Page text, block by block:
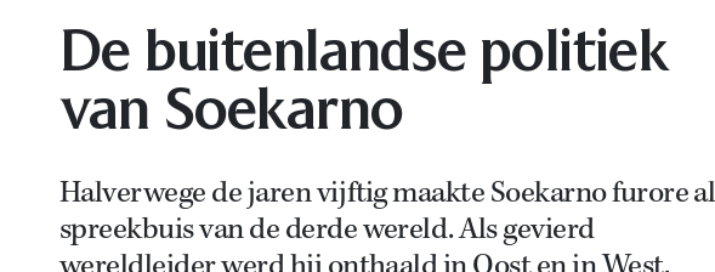
De buitenlandse politiek
van Soekarno
Halverwege de jaren vijftig maakte Soekarno furore
spreekbuis van de derde wereld. Als gevierd